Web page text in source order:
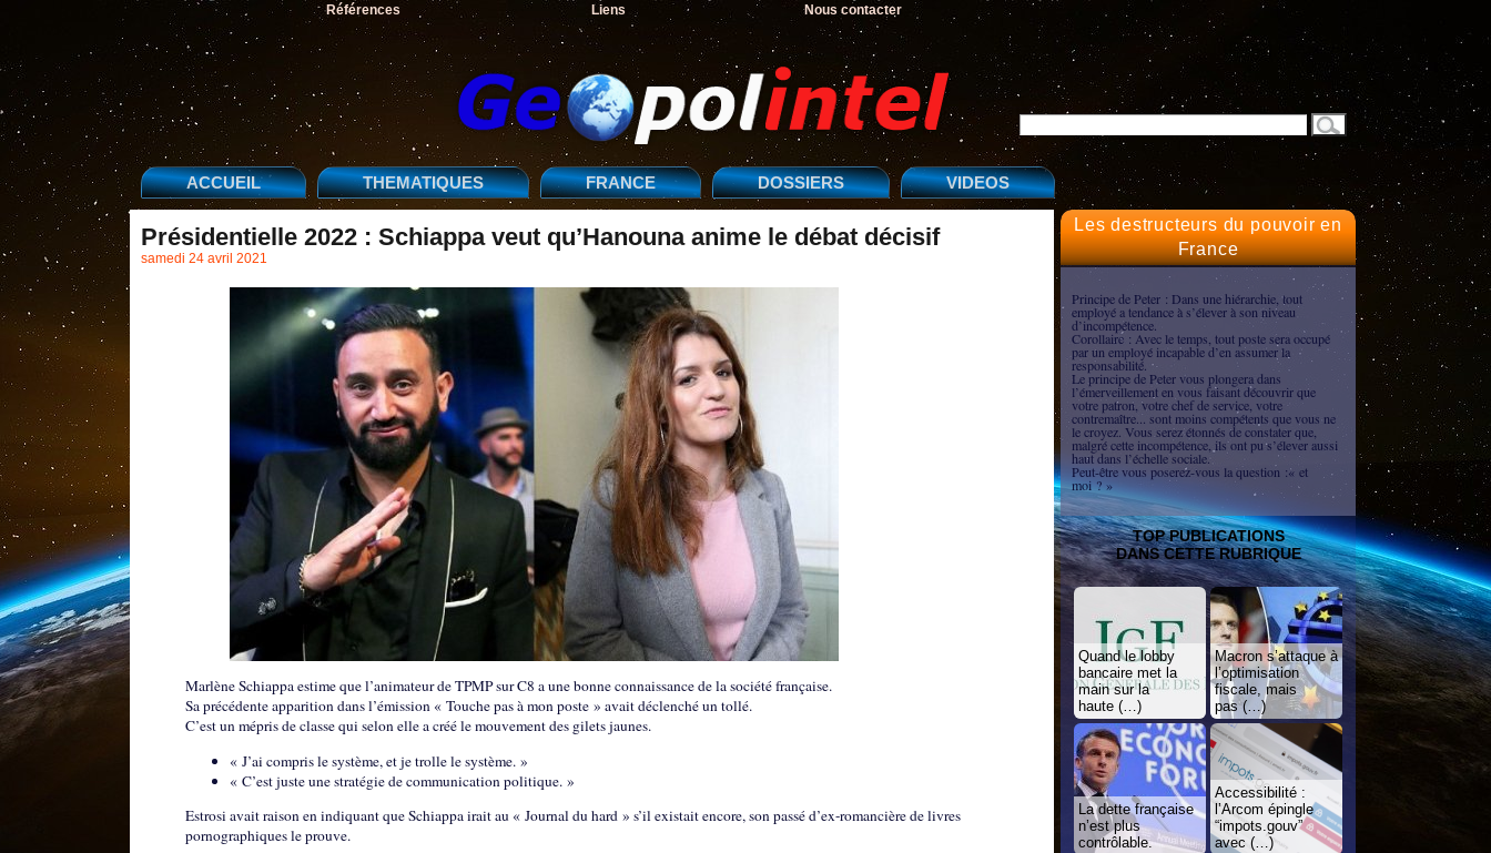
Références Liens Nous contacter
ACCUEIL THEMATIQUES FRANCE DOSSIERS VIDEOS
Présidentielle 2022 : Schiappa veut qu’Hanouna anime le débat décisif
samedi 24 avril 2021
Marlène Schiappa estime que l’animateur de TPMP sur C8 a une bonne connaissance de la société française.
Sa précédente apparition dans l’émission « Touche pas à mon poste » avait déclenché un tollé.
C’est un mépris de classe qui selon elle a créé le mouvement des gilets jaunes.
« J’ai compris le système, et je trolle le système. »
« C’est juste une stratégie de communication politique. »
Estrosi avait raison en indiquant que Schiappa irait au « Journal du hard » s’il existait encore, son passé d’ex-romancière de livres
pornographiques le prouve.
Les destructeurs du pouvoir en
France
Principe de Peter : Dans une hiérarchie, tout
employé a tendance à s’élever à son niveau
d’incompétence.
Corollaire : Avec le temps, tout poste sera occupé
par un employé incapable d’en assumer la
responsabilité.
Le principe de Peter vous plongera dans
l’émerveillement en vous faisant découvrir que
votre patron, votre chef de service, votre
contremaître... sont moins compétents que vous ne
le croyez. Vous serez étonnés de constater que,
malgré cette incompétence, ils ont pu s’élever aussi
haut dans l’échelle sociale.
Peut-être vous poserez-vous la question :« et
moi ? »
TOP PUBLICATIONS
DANS CETTE RUBRIQUE
Quand le lobby
bancaire met la
main sur la
haute (…)
Macron s’attaque à
l’optimisation
fiscale, mais
pas (…)
La dette française
n’est plus
contrôlable.
Accessibilité :
l’Arcom épingle
“impots.gouv”
avec (…)